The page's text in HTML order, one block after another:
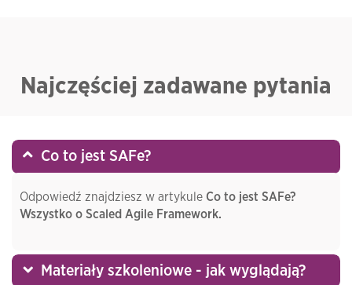
Najczęściej zadawane pytania
Co to jest SAFe?
Odpowiedź znajdziesz w artykule Co to jest SAFe?
Wszystko o Scaled Agile Framework.
Materiały szkoleniowe - jak wyglądają?